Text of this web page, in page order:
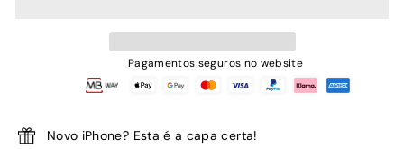
Pagamentos seguros no website
Novo iPhone? Esta é a capa certa!